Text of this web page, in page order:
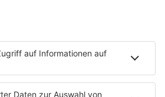
Wilson - Hey Santa